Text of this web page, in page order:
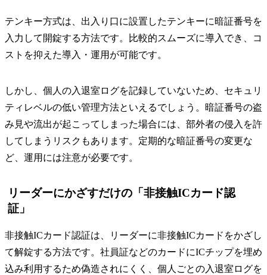
テンキー方式は、出入り口に設置したテンキーに暗証番号を
入力して開錠する方法です。比較的スムーズに導入でき、コ
ストを抑えた導入・運用が可能です。
しかし、個人の入退室ログを記録していないため、セキュリ
ティレベルの低い管理方法といえるでしょう。暗証番号の盗
み見や流出が起こってしまった場合には、部外者の侵入を許
してしまうリスクもあります。定期的な暗証番号の変更な
ど、運用には注意が必要です。
リーダーにかざすだけの「非接触ICカード認
証」
非接触ICカード認証は、リーダーに非接触ICカードをかざし
て解錠する方法です。社員証などのカードにICチップを埋め
込み利用するため偽造されにくく、個人ごとの入退室ログを